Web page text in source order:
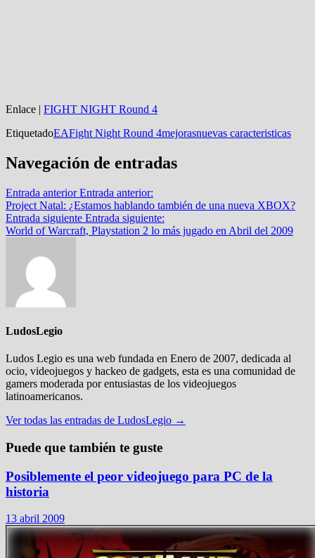
Enlace | FIGHT NIGHT Round 4
EtiquetadoEAFight Night Round 4mejorasnuevas caracteristicas
Navegación de entradas
Entrada anterior Entrada anterior:
Project Natal: ¿Estamos hablando también de una nueva XBOX?
Entrada siguiente Entrada siguiente:
World of Warcraft, Playstation 2 lo más jugado en Abril del 2009
LudosLegio
Ludos Legio es una web fundada en Enero de 2007, dedicada al
ocio, videojuegos y hackeo de gadgets, esta es una comunidad de
gamers moderada por entusiastas de los videojuegos
latinoamericanos.
Ver todas las entradas de LudosLegio →
Puede que también te guste
Posiblemente el peor videojuego para PC de la
historia
13 abril 2009